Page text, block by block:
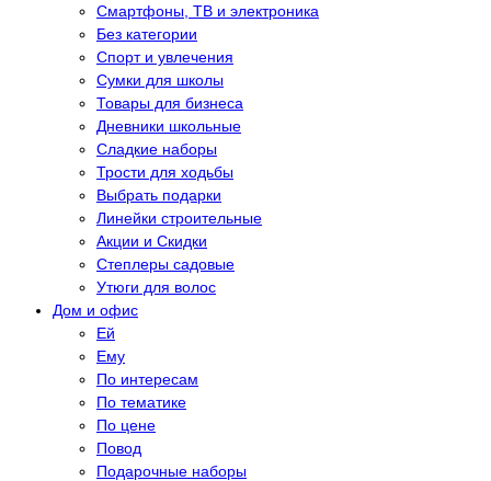
Смартфоны, ТВ и электроника
Без категории
Спорт и увлечения
Сумки для школы
Товары для бизнеса
Дневники школьные
Сладкие наборы
Трости для ходьбы
Выбрать подарки
Линейки строительные
Акции и Скидки
Степлеры садовые
Утюги для волос
Дом и офис
Eй
Eму
По интересам
По тематике
По цене
Повод
Подарочные наборы